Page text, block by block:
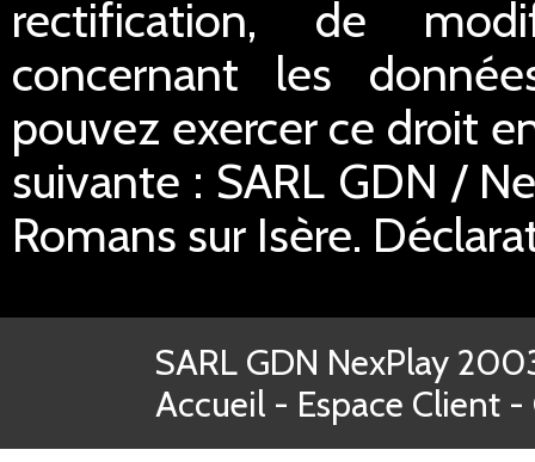
rectification, de
concernant les
pouvez exercer ce droit
suivante : SARL GDN /
Romans sur Isère.
SARL GDN NexPlay
Accueil - Espace Client -